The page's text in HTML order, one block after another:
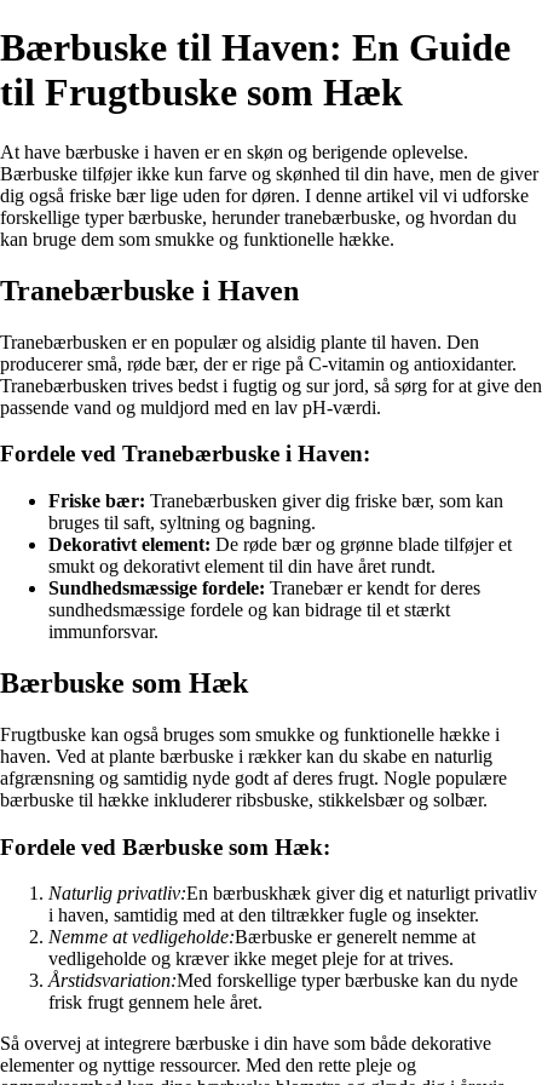
Bærbuske til Haven: En Guide
til Frugtbuske som Hæk
At have bærbuske i haven er en skøn og berigende oplevelse.
Bærbuske tilføjer ikke kun farve og skønhed til din have, men de giver
dig også friske bær lige uden for døren. I denne artikel vil vi udforske
forskellige typer bærbuske, herunder tranebærbuske, og hvordan du
kan bruge dem som smukke og funktionelle hække.
Tranebærbuske i Haven
Tranebærbusken er en populær og alsidig plante til haven. Den
producerer små, røde bær, der er rige på C-vitamin og antioxidanter.
Tranebærbusken trives bedst i fugtig og sur jord, så sørg for at give den
passende vand og muldjord med en lav pH-værdi.
Fordele ved Tranebærbuske i Haven:
Friske bær: Tranebærbusken giver dig friske bær, som kan
bruges til saft, syltning og bagning.
Dekorativt element: De røde bær og grønne blade tilføjer et
smukt og dekorativt element til din have året rundt.
Sundhedsmæssige fordele: Tranebær er kendt for deres
sundhedsmæssige fordele og kan bidrage til et stærkt
immunforsvar.
Bærbuske som Hæk
Frugtbuske kan også bruges som smukke og funktionelle hække i
haven. Ved at plante bærbuske i rækker kan du skabe en naturlig
afgrænsning og samtidig nyde godt af deres frugt. Nogle populære
bærbuske til hække inkluderer ribsbuske, stikkelsbær og solbær.
Fordele ved Bærbuske som Hæk:
Naturlig privatliv:En bærbuskhæk giver dig et naturligt privatliv
i haven, samtidig med at den tiltrækker fugle og insekter.
Nemme at vedligeholde:Bærbuske er generelt nemme at
vedligeholde og kræver ikke meget pleje for at trives.
Årstidsvariation:Med forskellige typer bærbuske kan du nyde
frisk frugt gennem hele året.
Så overvej at integrere bærbuske i din have som både dekorative
elementer og nyttige ressourcer. Med den rette pleje og